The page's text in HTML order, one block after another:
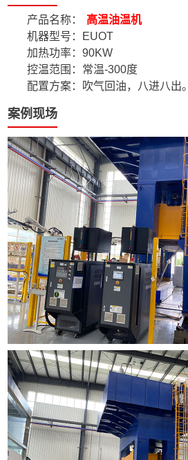
产品名称：
高温油温机
机器型号：EUOT
加热功率：90KW
控温范围：常温-300度
配置方案：吹气回油，八进八出。
案例现场